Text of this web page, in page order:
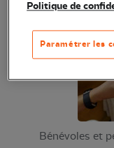
Bénévoles et
Politique de
Paramétrer les